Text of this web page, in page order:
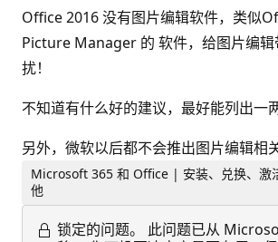
Office 2016 没有图片编辑软件，类似
Picture Manager 的 软件，给图片编辑
扰！
不知道有什么好的建议，最好能列出一
另外，微软以后都不会推出图片编辑相
Microsoft 365 和 Office | 安装、兑换、
他
锁定的问题。
此问题已从